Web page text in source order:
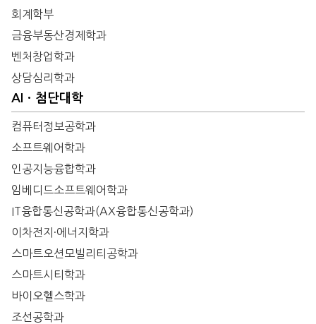
회계학부
금융부동산경제학과
벤처창업학과
상담심리학과
AIㆍ첨단대학
컴퓨터정보공학과
소프트웨어학과
인공지능융합학과
임베디드소프트웨어학과
IT융합통신공학과(AX융합통신공학과)
이차전지·에너지학과
스마트오션모빌리티공학과
스마트시티학과
바이오헬스학과
조선공학과